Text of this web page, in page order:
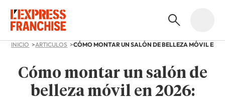
INICIO ARTICULOS
Cómo montar un salón de
belleza móvil en 2026: